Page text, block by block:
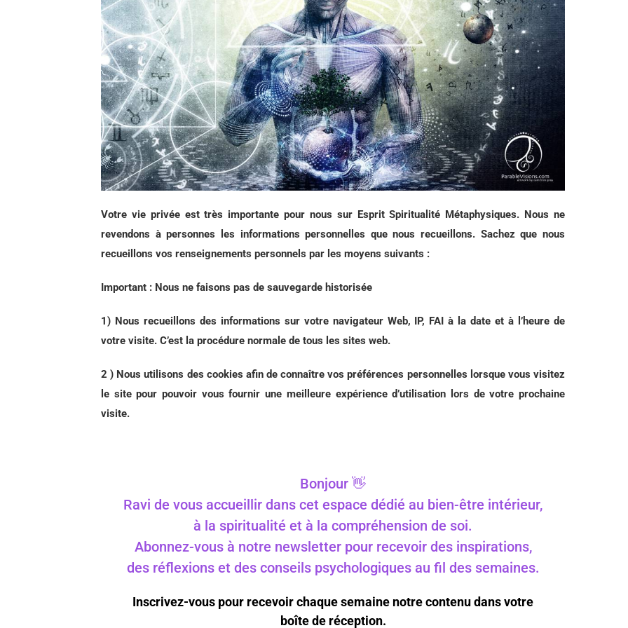
Votre vie privée est très importante pour nous sur Esprit Spiritualité Métaphysiques. Nous ne
revendons à personnes les informations personnelles que nous recueillons. Sachez que nous
recueillons vos renseignements personnels par les moyens suivants :
Important : Nous ne faisons pas de sauvegarde historisée
1) Nous recueillons des informations sur votre navigateur Web, IP, FAI à la date et à l’heure de
votre visite. C’est la procédure normale de tous les sites web.
2 ) Nous utilisons des cookies afin de connaître vos préférences personnelles lorsque vous visitez
le site pour pouvoir vous fournir une meilleure expérience d’utilisation lors de votre prochaine
visite.
Bonjour 👋
Ravi de vous accueillir dans cet espace dédié au bien-être intérieur,
à la spiritualité et à la compréhension de soi.
Abonnez-vous à notre newsletter pour recevoir des inspirations,
des réflexions et des conseils psychologiques au fil des semaines.
Inscrivez-vous pour recevoir chaque semaine notre contenu dans votre
boîte de réception.